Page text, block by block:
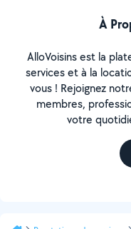
À
AlloVoisins est la
services et à la
vous ! Rejoignez
membres,
votre